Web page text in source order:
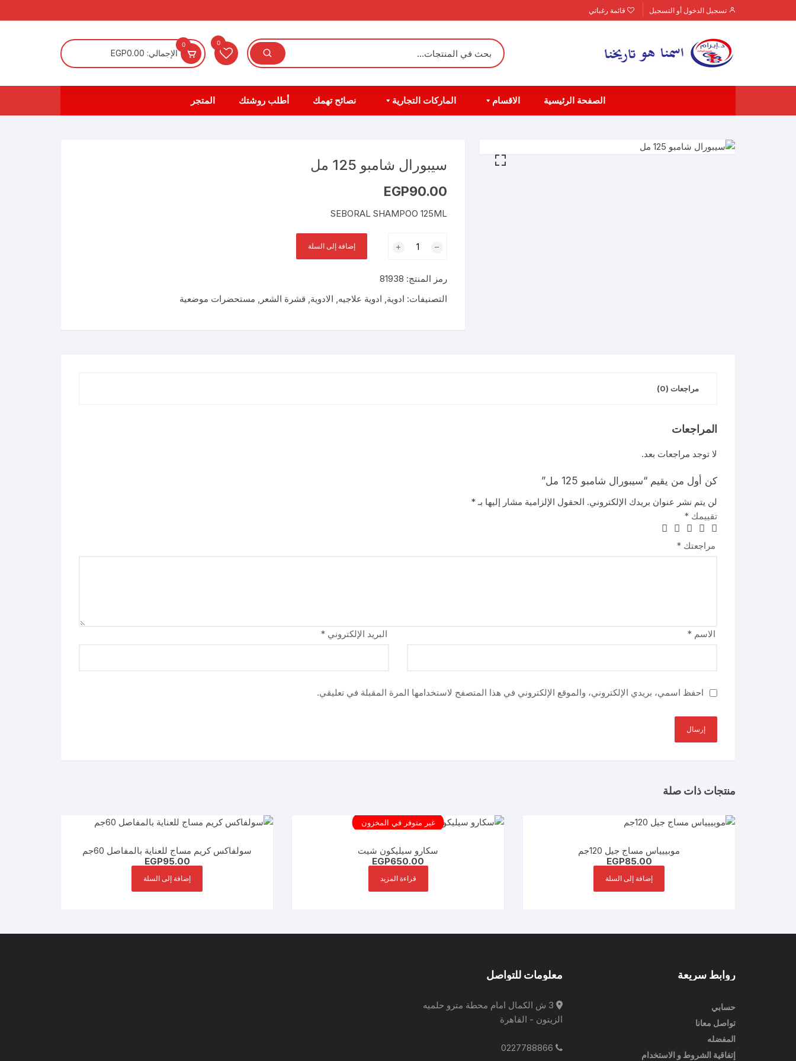
إلى
تسجيل الدخول أو التسجيل قائمة رغباتي
0
0
الإجمالي: EGP0.00
الصفحة الرئيسية الاقسام الماركات التجارية نصائح تهمك أطلب روشتك المتجر
سيبورال شامبو 125 مل
EGP90.00
SEBORAL SHAMPOO 125ML
سيبورال
125
مل
إضافة إلى السلة
رمز المنتج: 81938
التصنيفات: ادوية, ادوية علاجيه, الادوية, قشرة الشعر , مستحضرات موضعية
مراجعات (0)
المراجعات
لا توجد مراجعات بعد.
كن أول من يقيم “سيبورال شامبو 125 مل”
لن يتم نشر عنوان بريدك الإلكتروني. الحقول الإلزامية مشار إليها بـ*
تقييمك *
مراجعتك *
الاسم * البريد الإلكتروني *
احفظ اسمي، بريدي الإلكتروني، والموقع الإلكتروني في هذا المتصفح لاستخدامها المرة المقبلة في تعليقي.
منتجات ذات صلة
موبييياس مساج جيل 120جم
EGP85.00
إضافة إلى السلة
غير متوفر في المخزون
سكارو سيليكون شيت
EGP650.00
قراءة المزيد
سولفاكس كريم مساج للعناية بالمفاصل 60جم
EGP95.00
إضافة إلى السلة
روابط سريعة
حسابي
تواصل معانا
المفضله
إتفاقية الشروط و الاستخدام
معلومات للتواصل
3 ش الكمال امام محطة مترو حلميه
الزيتون - القاهرة